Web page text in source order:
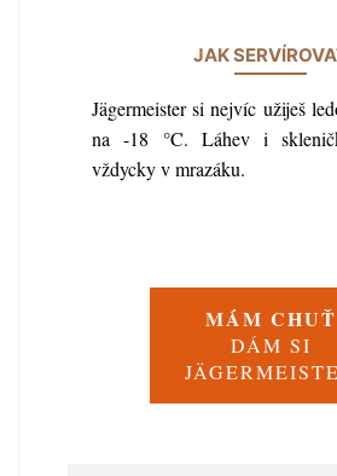
JAK
Jägermeister si nejvíc užiješ
na -18 °C. Láhev i
vždycky v mrazáku.
MÁM CHUŤ
DÁM SI